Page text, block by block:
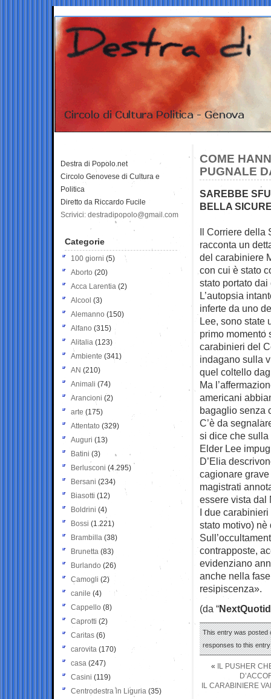
COME
PUGNALE
SAREBBE
BELLA
Il Corriere della
racconta un
del carabiniere
con cui è stato
stato portato
L’autopsia
inferte da uno
Lee, sono state
primo momento
carabinieri del
indagano sulla
quel coltello
Ma
americani
bagaglio senza
C’è da
si dice che
Elder Lee
D’Elia
cagionare
magistrati
essere vista dal
I due
stato motivo)
contrapposte,
evidenziano
anche nella
resipiscenza».
(da “
This entry was posted
responses to this
«
IL PUSHER
IL CARABINIERE
Destra di Popolo.net
Circolo Genovese di Cultura e
Politica
Diretto da Riccardo Fucile
Scrivici: destradipopolo@gmail.com
Categorie
100 giorni (5)
Aborto (20)
Acca Larentia (2)
Alcool (3)
Alemanno (150)
Alfano (315)
Alitalia (123)
Ambiente (341)
AN (210)
Animali (74)
Arancioni (2)
arte (175)
Attentato (329)
Auguri (13)
Batini (3)
Berlusconi (4.295)
Bersani (234)
Biasotti (12)
Boldrini (4)
Bossi (1.221)
Brambilla (38)
Brunetta (83)
Burlando (26)
Camogli (2)
canile (4)
Cappello (8)
Caprotti (2)
Caritas (6)
carovita (170)
casa (247)
Casini (119)
Centrodestra in Liguria (35)